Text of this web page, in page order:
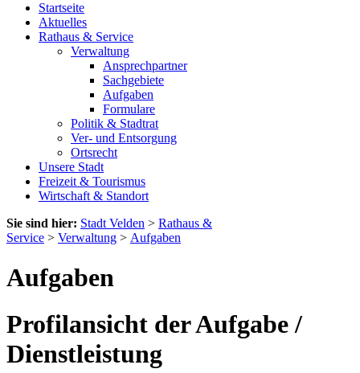
Startseite
Aktuelles
Rathaus & Service
Verwaltung
Ansprechpartner
Sachgebiete
Aufgaben
Formulare
Politik & Stadtrat
Ver- und Entsorgung
Ortsrecht
Unsere Stadt
Freizeit & Tourismus
Wirtschaft & Standort
Sie sind hier: Stadt Velden > Rathaus &
Service > Verwaltung > Aufgaben
Aufgaben
Profilansicht der Aufgabe /
Dienstleistung